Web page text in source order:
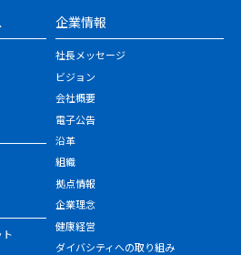
企業情報
社長メッセージ
ビジョン
会社概要
電子公告
沿革
組織
拠点情報
企業理念
健康経営
ダイバシティへの取り組み